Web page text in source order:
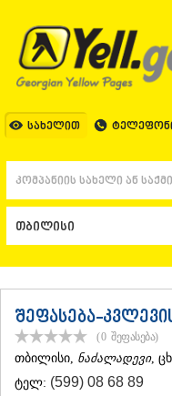
სახელით
ᲗᲑᲘᲚᲘᲡᲘ
ᲗᲑᲘᲚᲘᲡᲘ
ᲐᲤᲮᲐᲖᲔᲗᲘ
ᲒᲐᲚᲘ
ᲑᲐᲗᲣᲛᲘ
ᲥᲝᲑᲣᲚᲔᲗᲘ
ᲨᲣᲐᲮᲔᲕᲘ
ᲩᲐᲥᲕᲘ
ᲝᲖᲣᲠᲒᲔᲗᲘ
ᲩᲝᲮᲐᲢᲐᲣᲠᲘ
ᲣᲠᲔᲙᲘ
ᲘᲛᲔᲠᲔᲗᲘ
ᲑᲐᲦᲓᲐᲗᲘ
ᲕᲐᲜᲘ
შეფასება-
(0 შეფასება)
ᲗᲑᲘᲚᲘᲡᲘ, ნაძალადევი,
ტელ: (599) 08 68 89